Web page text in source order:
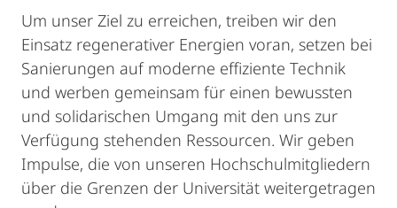
Um unser Ziel zu erreichen, treiben wir den
Einsatz regenerativer Energien voran, setzen bei
Sanierungen auf moderne effiziente Technik
und werben gemeinsam für einen bewussten
und solidarischen Umgang mit den uns zur
Verfügung stehenden Ressourcen. Wir geben
Impulse, die von unseren Hochschulmitgliedern
über die Grenzen der Universität weitergetragen